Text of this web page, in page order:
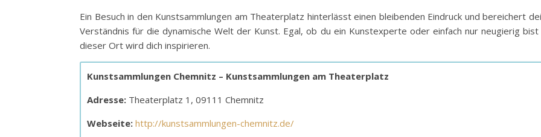
Ein Besuch in den Kunstsammlungen am Theaterplatz hinterlässt einen bleibenden Eindruck und bereichert
Verständnis für die dynamische Welt der Kunst. Egal, ob du ein Kunstexperte oder einfach nur neugierig bist
dieser Ort wird dich inspirieren.
Kunstsammlungen Chemnitz – Kunstsammlungen am Theaterplatz
Adresse: Theaterplatz 1, 09111 Chemnitz
Webseite: http://kunstsammlungen-chemnitz.de/